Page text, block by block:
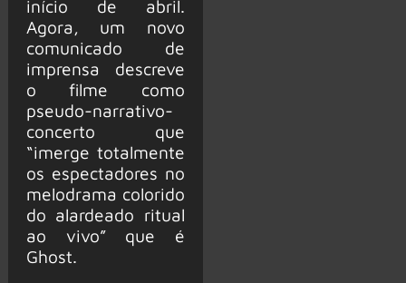
início de abril.
Agora, um novo
comunicado de
imprensa descreve
o filme como
pseudo-narrativo-
concerto que
“imerge totalmente
os espectadores no
melodrama colorido
do alardeado ritual
ao vivo” que é
Ghost.